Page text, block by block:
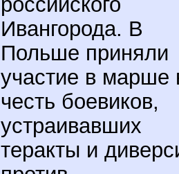
Ивангорода. В
Польше приняли
участие в марше
честь боевиков,
устраивавших
теракты и